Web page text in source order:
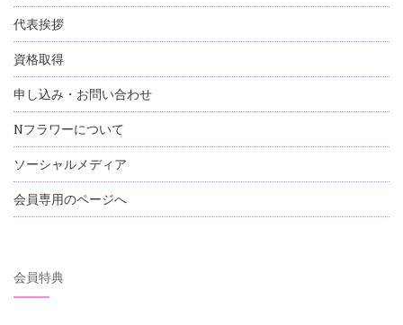
代表挨拶
資格取得
申し込み・お問い合わせ
Nフラワーについて
ソーシャルメディア
会員専用のページへ
会員特典